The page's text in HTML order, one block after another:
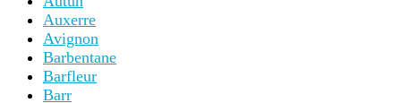
Auxerre
Avignon
Barbentane
Barfleur
Barr